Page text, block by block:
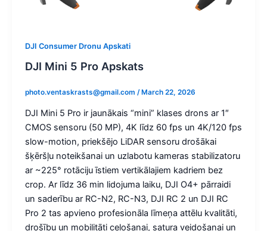
DJI Consumer Dronu Apskati
DJI Mini 5 Pro Apskats
photo.ventaskrasts@gmail.com / March 22, 2026
DJI Mini 5 Pro ir jaunākais “mini” klases drons ar 1″
CMOS sensoru (50 MP), 4K līdz 60 fps un 4K/120 fps
slow-motion, priekšējo LiDAR sensoru drošākai
šķēršļu noteikšanai un uzlabotu kameras stabilizatoru
ar ~225° rotāciju īstiem vertikālajiem kadriem bez
crop. Ar līdz 36 min lidojuma laiku, DJI O4+ pārraidi
un saderību ar RC-N2, RC-N3, DJI RC 2 un DJI RC
Pro 2 tas apvieno profesionāla līmeņa attēlu kvalitāti,
drošību un mobilitāti ceļošanai, satura veidošanai un